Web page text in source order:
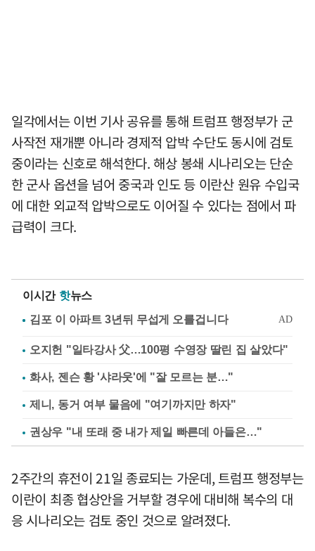
일각에서는 이번 기사 공유를 통해 트럼프 행정부가 군
사작전 재개뿐 아니라 경제적 압박 수단도 동시에 검토
중이라는 신호로 해석한다. 해상 봉쇄 시나리오는 단순
한 군사 옵션을 넘어 중국과 인도 등 이란산 원유 수입국
에 대한 외교적 압박으로도 이어질 수 있다는 점에서 파
급력이 크다.
이시간 핫뉴스
오지헌 "일타강사 父…100평 수영장 딸린 집 살았다"
화사, 젠슨 황 '샤라웃'에 "잘 모르는 분…"
제니, 동거 여부 물음에 "여기까지만 하자"
권상우 "내 또래 중 내가 제일 빠른데 아들은…"
2주간의 휴전이 21일 종료되는 가운데, 트럼프 행정부는
이란이 최종 협상안을 거부할 경우에 대비해 복수의 대
응 시나리오는 검토 중인 것으로 알려졌다.